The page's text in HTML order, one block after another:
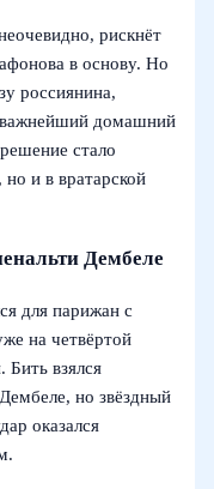
рискнёт
в основу. Но
россиянина,
важнейший домашний
стало
но и в вратарской
Дембеле
для парижан с
на четвёртой
Бить взялся
но звёздный
оказался